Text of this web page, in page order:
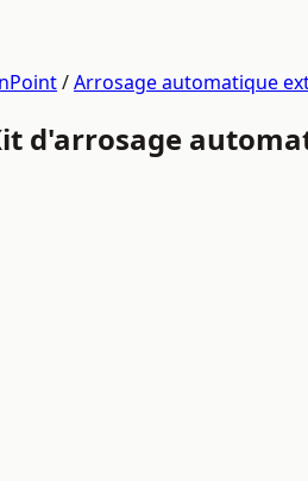
/Arrosage automatique
d'arrosage